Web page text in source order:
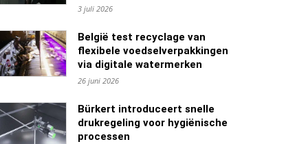
3 juli 2026
België test recyclage van
flexibele voedselverpakkingen
via digitale watermerken
26 juni 2026
Bürkert introduceert snelle
drukregeling voor hygiënische
processen